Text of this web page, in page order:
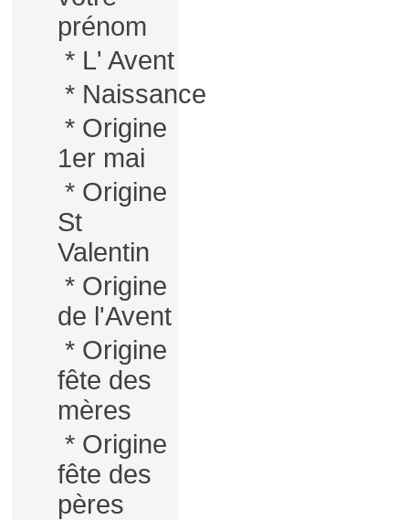
prénom
* L' Avent
* Naissance
* Origine
1er mai
* Origine
St
Valentin
* Origine
de l'Avent
* Origine
fête des
mères
* Origine
fête des
pères